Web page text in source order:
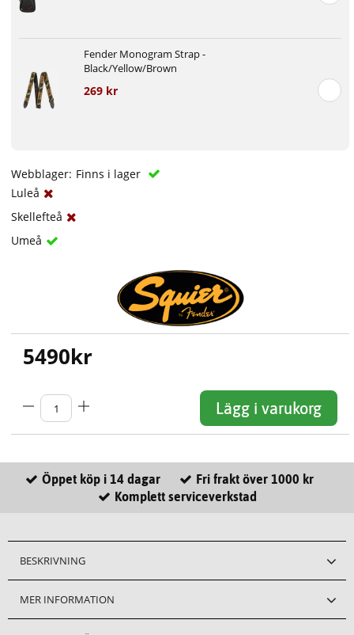
Fender Monogram Strap -
Black/Yellow/Brown
269 kr
Webblager: Finns i lager
Luleå
Skellefteå
Umeå
5490kr
Lägg i varukorg
Öppet köp i 14 dagar
Fri frakt över 1000 kr
Komplett serviceverkstad
BESKRIVNING
MER INFORMATION